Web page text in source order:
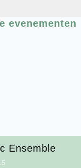
evenementen
Ensemble